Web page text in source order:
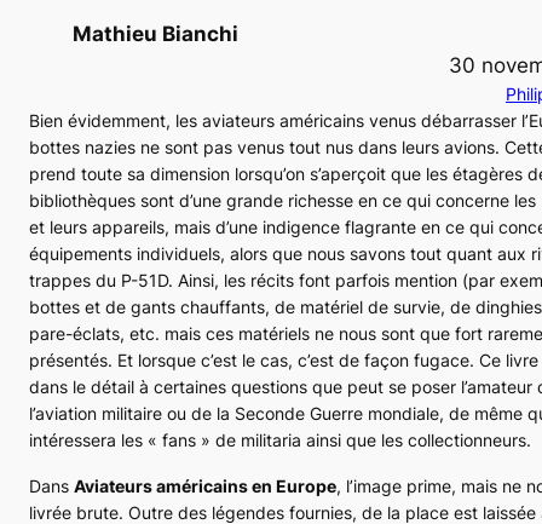
Mathieu Bianchi
30
Bien évidemment, les aviateurs américains venus débarrasser
bottes nazies ne sont pas venus tout nus dans leurs avions.
prend toute sa dimension lorsqu’on s’aperçoit que les étagères
bibliothèques sont d’une grande richesse en ce qui concerne les
et leurs appareils, mais d’une indigence flagrante en ce qui
équipements individuels, alors que nous savons tout quant aux
trappes du P-51D. Ainsi, les récits font parfois mention (par
bottes et de gants chauffants, de matériel de survie, de
pare-éclats, etc. mais ces matériels ne nous sont que fort
présentés. Et lorsque c’est le cas, c’est de façon fugace. Ce
dans le détail à certaines questions que peut se poser l’amateur
l’aviation militaire ou de la Seconde Guerre mondiale, de même
intéressera les « fans » de militaria ainsi que les collectionneurs.
Dans Aviateurs américains en Europe, l’image prime, mais ne
livrée brute. Outre des légendes fournies, de la place est